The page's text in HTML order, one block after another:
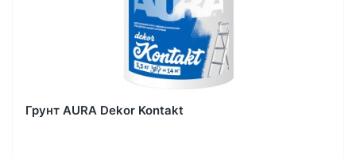
Грунт AURA Dekor Kontakt